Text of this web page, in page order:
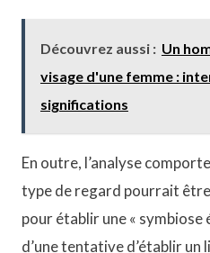
Découvrez aussi : Un
visage d'une femme :
significations
En outre, l’analyse
type de regard pourrait
pour établir une « symbiose
d’une tentative d’établir un